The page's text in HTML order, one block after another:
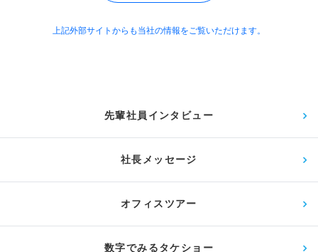
上記外部サイトからも当社の情報をご覧いただけます。
先輩社員インタビュー
社長メッセージ
オフィスツアー
数字でみるタケショー